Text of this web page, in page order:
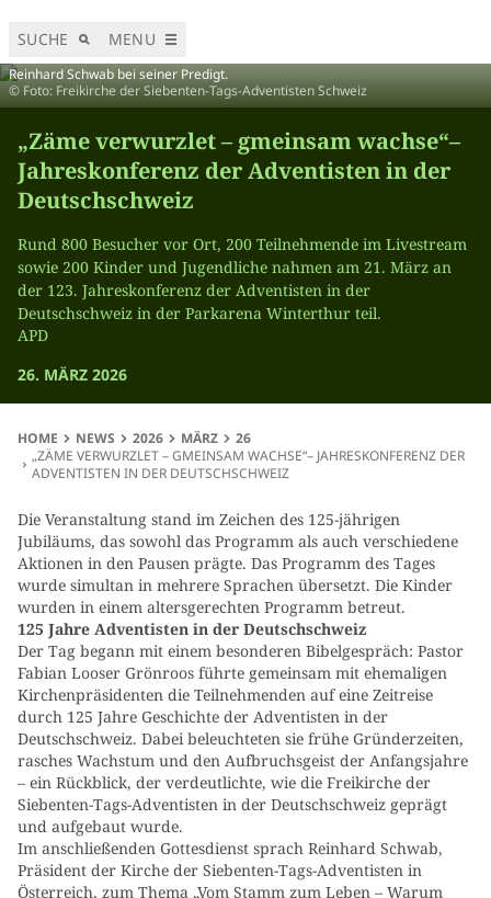
SUCHE MENU
Reinhard Schwab bei seiner Predigt.
© Foto: Freikirche der Siebenten-Tags-Adventisten Schweiz
„Zäme verwurzlet – gmeinsam wachse“–
Jahreskonferenz der Adventisten in der
Deutschschweiz
Rund 800 Besucher vor Ort, 200 Teilnehmende im Livestream
sowie 200 Kinder und Jugendliche nahmen am 21. März an
der 123. Jahreskonferenz der Adventisten in der
Deutschschweiz in der Parkarena Winterthur teil.
APD
26. MÄRZ 2026
HOME NEWS 2026 MÄRZ
26
„ZÄME VERWURZLET – GMEINSAM WACHSE“– JAHRESKONFERENZ DER
ADVENTISTEN IN DER DEUTSCHSCHWEIZ
Die Veranstaltung stand im Zeichen des 125-jährigen
Jubiläums, das sowohl das Programm als auch verschiedene
Aktionen in den Pausen prägte. Das Programm des Tages
wurde simultan in mehrere Sprachen übersetzt. Die Kinder
wurden in einem altersgerechten Programm betreut.
125 Jahre Adventisten in der Deutschschweiz
Der Tag begann mit einem besonderen Bibelgespräch: Pastor
Fabian Looser Grönroos führte gemeinsam mit ehemaligen
Kirchenpräsidenten die Teilnehmenden auf eine Zeitreise
durch 125 Jahre Geschichte der Adventisten in der
Deutschschweiz. Dabei beleuchteten sie frühe Gründerzeiten,
rasches Wachstum und den Aufbruchsgeist der Anfangsjahre
– ein Rückblick, der verdeutlichte, wie die Freikirche der
Siebenten-Tags-Adventisten in der Deutschschweiz geprägt
und aufgebaut wurde.
Im anschließenden Gottesdienst sprach Reinhard Schwab,
Präsident der Kirche der Siebenten-Tags-Adventisten in
Österreich, zum Thema „Vom Stamm zum Leben – Warum